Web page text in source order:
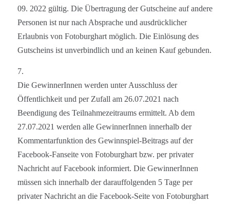
09. 2022 gültig. Die Übertragung der Gutscheine auf andere
Personen ist nur nach Absprache und ausdrücklicher
Erlaubnis von Fotoburghart möglich. Die Einlösung des
Gutscheins ist unverbindlich und an keinen Kauf gebunden.
7.
Die GewinnerInnen werden unter Ausschluss der
Öffentlichkeit und per Zufall am 26.07.2021 nach
Beendigung des Teilnahmezeitraums ermittelt. Ab dem
27.07.2021 werden alle GewinnerInnen innerhalb der
Kommentarfunktion des Gewinnspiel-Beitrags auf der
Facebook-Fanseite von Fotoburghart bzw. per privater
Nachricht auf Facebook informiert. Die GewinnerInnen
müssen sich innerhalb der darauffolgenden 5 Tage per
privater Nachricht an die Facebook-Seite von Fotoburghart